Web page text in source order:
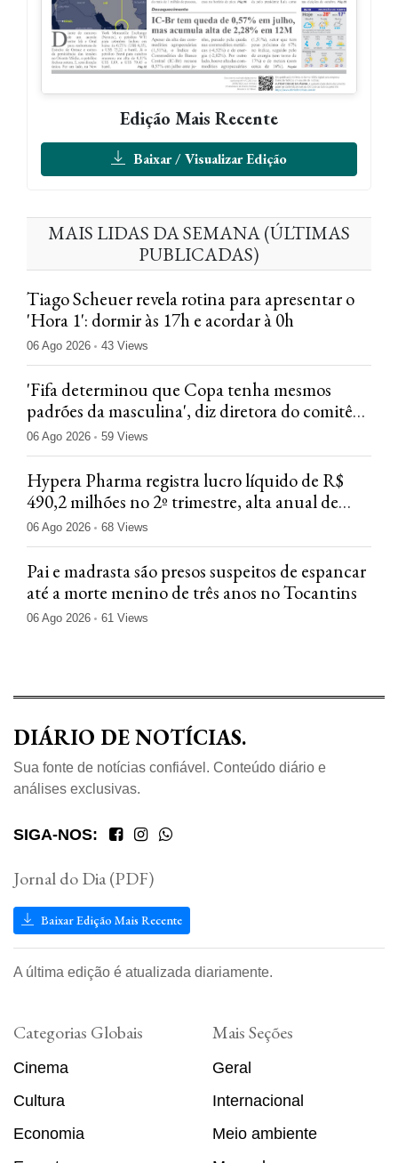
Edição Mais Recente
Baixar / Visualizar Edição
MAIS LIDAS DA SEMANA (ÚLTIMAS
PUBLICADAS)
Tiago Scheuer revela rotina para apresentar o
'Hora 1': dormir às 17h e acordar à 0h
06 Ago 2026 43 Views
'Fifa determinou que Copa tenha mesmos
padrões da masculina', diz diretora do comitê
do Mundial
06 Ago 2026 59 Views
Hypera Pharma registra lucro líquido de R$
490,2 milhões no 2º trimestre, alta anual de
15,2%
06 Ago 2026 68 Views
Pai e madrasta são presos suspeitos de espancar
até a morte menino de três anos no Tocantins
06 Ago 2026 61 Views
DIÁRIO DE NOTÍCIAS.
Sua fonte de notícias confiável. Conteúdo diário e
análises exclusivas.
SIGA-NOS:
Jornal do Dia (PDF)
Baixar Edição Mais Recente
A última edição é atualizada diariamente.
Categorias Globais
Cinema
Cultura
Economia
Mais Seções
Geral
Internacional
Meio ambiente